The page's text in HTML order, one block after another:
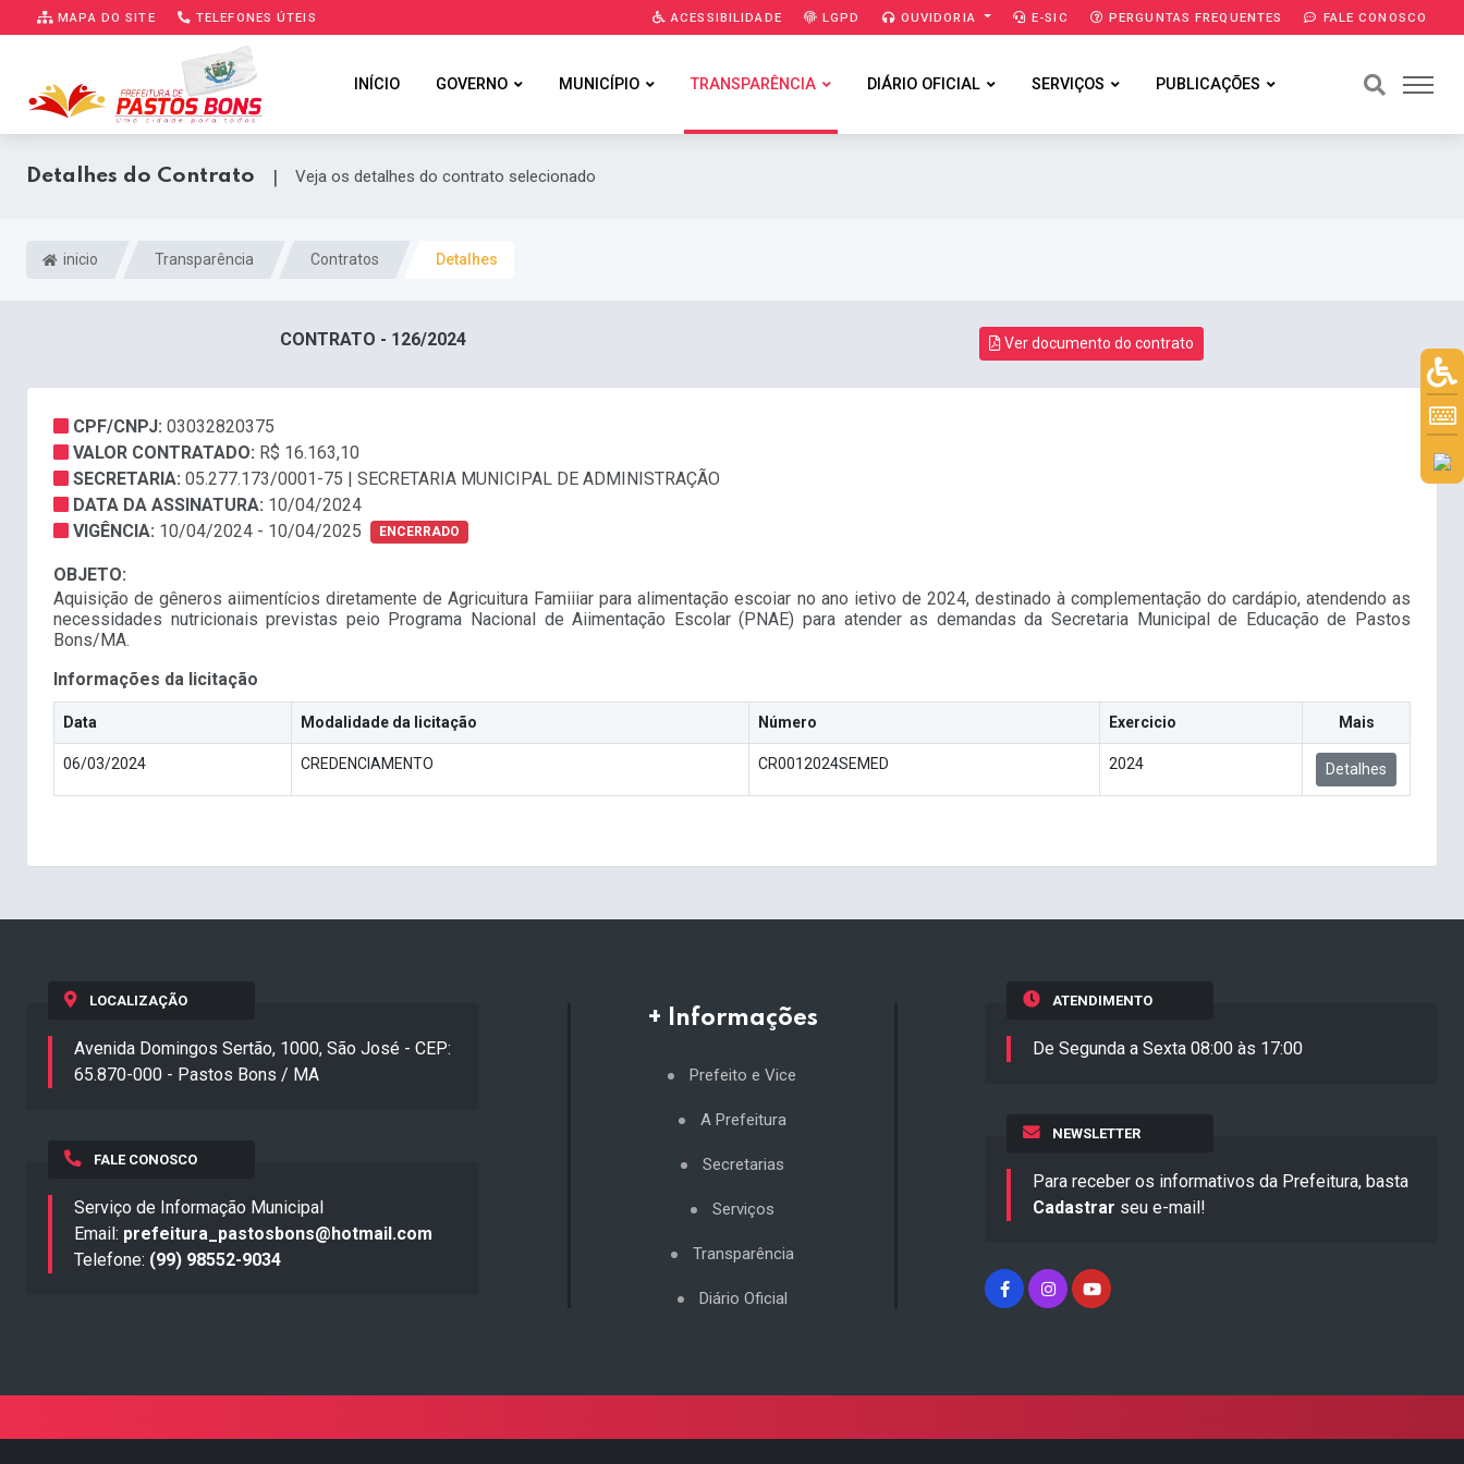
MAPA DO SITE TELEFONES ÚTEIS ACESSIBILIDADE LGPD OUVIDORIA E-SIC PERGUNTAS FREQUENTES FALE CONOSCO
INÍCIO GOVERNO MUNICÍPIO TRANSPARÊNCIA DIÁRIO OFICIAL SERVIÇOS PUBLICAÇÕES
Detalhes do Contrato | Veja os detalhes do contrato selecionado
inicio Transparência Contratos Detalhes
CONTRATO - 126/2024 Ver documento do contrato
CPF/CNPJ: 03032820375
VALOR CONTRATADO: R$ 16.163,10
SECRETARIA: 05.277.173/0001-75 | SECRETARIA MUNICIPAL DE ADMINISTRAÇÃO
DATA DA ASSINATURA: 10/04/2024
VIGÊNCIA: 10/04/2024 - 10/04/2025 ENCERRADO
OBJETO:
Aquisição de gêneros aiimentícios diretamente de Agricuitura Famiiiar para alimentação escoiar no ano ietivo de 2024, destinado à complementação do cardápio, atendendo as
necessidades nutricionais previstas peio Programa Nacional de Aiimentação Escolar (PNAE) para atender as demandas da Secretaria Municipal de Educação de Pastos
Bons/MA.
Informações da licitação
Data Modalidade da licitação Número Exercicio Mais
06/03/2024 CREDENCIAMENTO CR0012024SEMED 2024 Detalhes
LOCALIZAÇÃO
Avenida Domingos Sertão, 1000, São José - CEP:
65.870-000 - Pastos Bons / MA
FALE CONOSCO
Serviço de Informação Municipal
Email: prefeitura_pastosbons@hotmail.com
Telefone: (99) 98552-9034
+ Informações
Prefeito e Vice
A Prefeitura
Secretarias
Serviços
Transparência
Diário Oficial
ATENDIMENTO
De Segunda a Sexta 08:00 às 17:00
NEWSLETTER
Para receber os informativos da Prefeitura, basta
Cadastrar seu e-mail!